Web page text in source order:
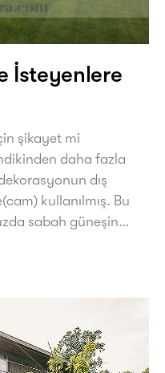
İsteyenlere
şikayet mi
daha fazla
dış
kullanılmış. Bu
sabah güneşin…